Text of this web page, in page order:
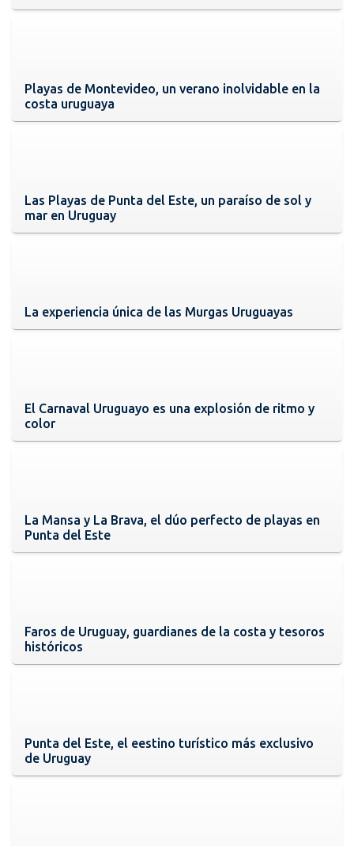
Playas de Montevideo, un verano inolvidable en la
costa uruguaya
Las Playas de Punta del Este, un paraíso de sol y
mar en Uruguay
La experiencia única de las Murgas Uruguayas
El Carnaval Uruguayo es una explosión de ritmo y
color
La Mansa y La Brava, el dúo perfecto de playas en
Punta del Este
Faros de Uruguay, guardianes de la costa y tesoros
históricos
Punta del Este, el eestino turístico más exclusivo
de Uruguay